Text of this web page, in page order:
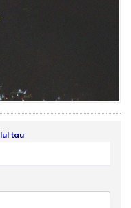
tau